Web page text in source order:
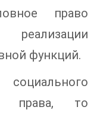
право
функций.
права, то